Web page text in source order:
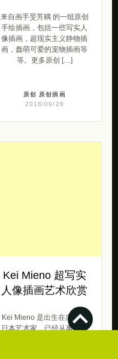
来自画手旻芳耦 的一组原创
手绘插画，包括一些写实人
像插画，超现实主义静物插
画，蠢萌可爱的宠物插画等
等。更多原创 […]
原创
原创插画
2018/09/26
Kei Mieno 超写实
人像插画艺术欣赏
Kei Mieno 是出生在广岛的
日本艺术家，已经从事专业